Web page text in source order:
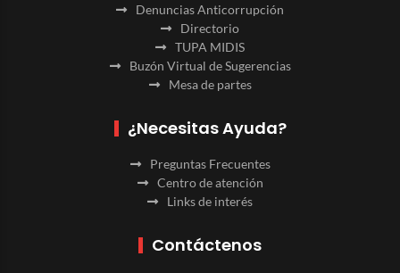
Denuncias Anticorrupción
Directorio
TUPA MIDIS
Buzón Virtual de Sugerencias
Mesa de partes
¿Necesitas Ayuda?
Preguntas Frecuentes
Centro de atención
Links de interés
Contáctenos